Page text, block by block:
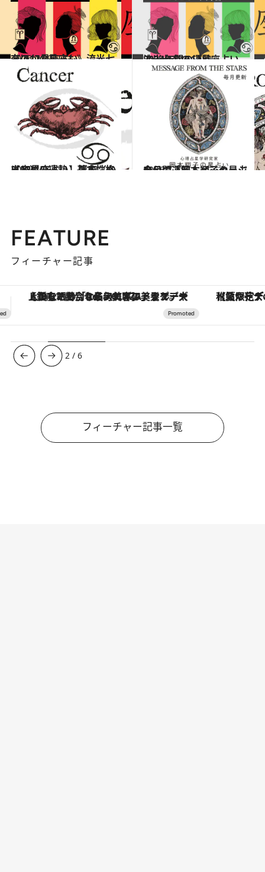
2026.7.29
《ほかの星座も》流光七奈の12星座占い
占い 2023.12.16
流光七奈の12星座占い 2024年間の運勢
占い
2021.12.1
【12星座占い】蟹座（かに座）の運勢、基本性格まとめ
占い 2026.7.31
今月の運勢＆メッセージを公開「岡本翔子の星占い」
占い
FEATURE
フィーチャー記事
【夏限定ディナーコース】旬を迎える稚鮎や花ズッキーニなどをイタリア・トスカーナの郷土料理の手法で満喫！ ヴァシュロン・コンスタンタ
3 /6
フィーチャー記事一覧